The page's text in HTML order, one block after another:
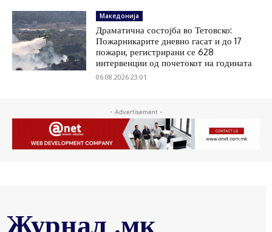
Македонија
Драматична состојба во Тетовско:
Пожарникарите дневно гасат и до 17
пожари, регистрирани се 628
интервенции од почетокот на годината
06.08.2026 23:01
- Advertisement -
Журнал .мк